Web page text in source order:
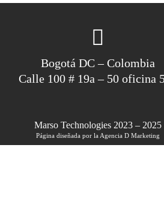
Bogotá DC – Colombia
Calle 100 # 19a – 50 oficina
Marso Technologies 2023 – 2025
Página diseñada por la Agencia D Marketing